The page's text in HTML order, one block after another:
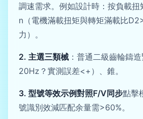
調速需求。例如設計時：按負載扭
n（電機滿載扭矩與轉矩滿載比
力）。
2. 主選三類械 ：普通二級齒輪鑄
20Hz？實測誤差<+）、錐。
3. 型號等效示例對照F/V同步點擊
號識別效減匹配余量需>60%。